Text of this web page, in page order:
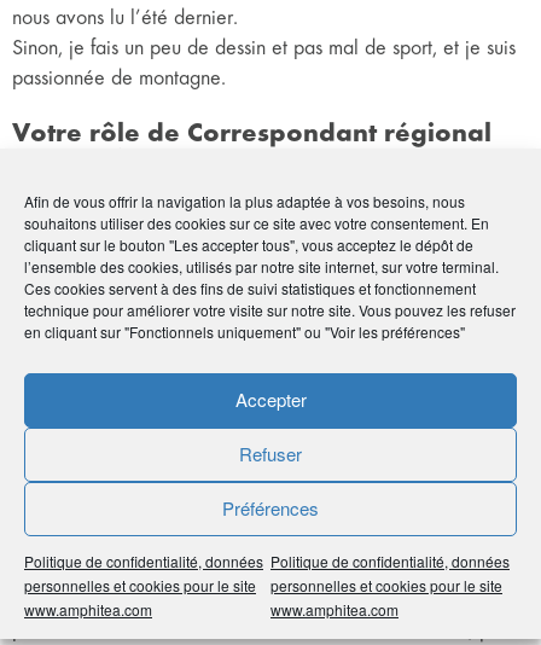
Afin de vous offrir la navigation la plus adaptée à vos besoins, nous
souhaitons utiliser des cookies sur ce site avec votre consentement. En
cliquant sur le bouton "Les accepter tous", vous acceptez le dépôt de
l’ensemble des cookies, utilisés par notre site internet, sur votre terminal.
Ces cookies servent à des fins de suivi statistiques et fonctionnement
technique pour améliorer votre visite sur notre site. Vous pouvez les refuser
en cliquant sur "Fonctionnels uniquement" ou "Voir les préférences"
Accepter
Refuser
Préférences
Politique de confidentialité, données
personnelles et cookies pour le site
www.amphitea.com
Politique de confidentialité, données
personnelles et cookies pour le site
www.amphitea.com
nous avons lu l’été dernier.
Sinon, je fais un peu de dessin et pas mal de sport, et je suis
passionnée de montagne.
Votre rôle de Correspondant régional
C’est par la concertation que l’on peut faire progresser les
produits d’assurance. Depuis 2024, j’essaye donc d’apporter
une critique constructive aux représentants d’AG2R LA
MONDIALE. Je sensibilise aussi les membres de Créez
Comme Elles à la nécessité d’avoir une prévoyance. En tant
que Correspondante régionale AMPHITÉA, je peux en parler
Une anecdote en lien avec AMPHITÉA ?
À la première réunion que j’ai faite avec les Correspondants
de ma région, il y avaitFabrice Provin, qui se trouve être le
fondateur desRelais du Bien-être, où je m’étais ressourcée
après mon cancer. Je lui avais écrit pour le remercier, sans